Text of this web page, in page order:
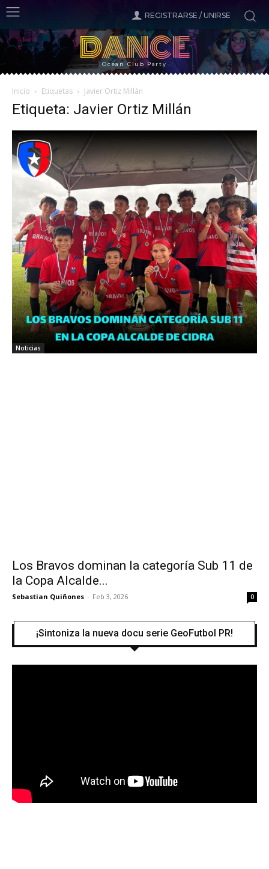
REGISTRARSE / UNIRSE
DANCE
Ocean Club Party
Inicio Etiquetas Javier Ortiz Millán
Etiqueta: Javier Ortiz Millán
Noticias
Los Bravos dominan la categoría Sub 11 de
la Copa Alcalde...
Sebastian Quiñones - Feb 3, 2026 0
¡Sintoniza la nueva docu serie GeoFutbol PR!